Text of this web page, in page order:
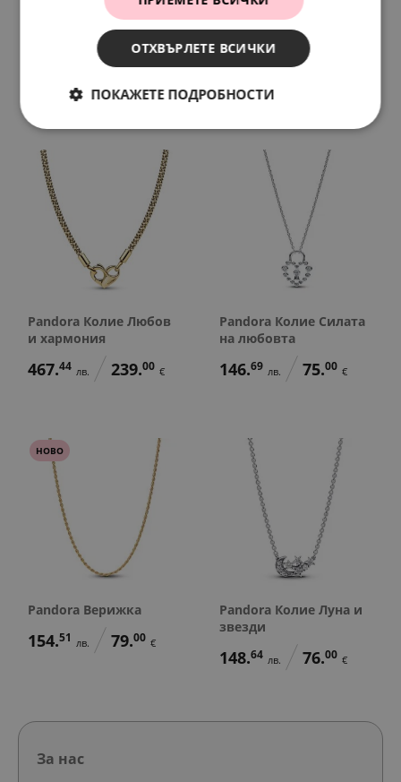
Pandora Колие
Любовна нишка
14k розово златно
покритие колие
Pandora Колие Любов
и хармония
467.44 лв. 239.00 €
Pandora Колие Силата
на любовта
146.69 лв. 75.00 €
НОВО
Pandora Верижка
154.51 лв. 79.00 €
Pandora Колие Луна и
звезди
148.64 лв. 76.00 €
За нас
ОТХВЪРЛЕТЕ ВСИЧКИ
ПОКАЖЕТЕ ПОДРОБНОСТИ